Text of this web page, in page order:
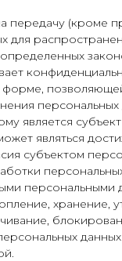
передачу (кроме
является
являться
субъектом
персональными